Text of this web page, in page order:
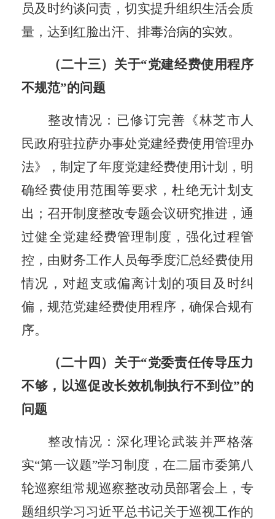
员及时约谈问责，切实提升组织生活会质
量，达到红脸出汗、排毒治病的实效。
（二十三）关于“党建经费使用程序
不规范”的问题
整改情况：已修订完善《林芝市人
民政府驻拉萨办事处党建经费使用管理办
法》，制定了年度党建经费使用计划，明
确经费使用范围等要求，杜绝无计划支
出；召开制度整改专题会议研究推进， 通
过健全党建经费管理制度，强化过程管
控，由财务工作人员每季度汇总经费使用
情况，对超支或偏离计划的项目及时纠
偏，规范党建经费使用程序，确保合规有
序。
（二十四）关于“党委责任传导压力
不够，以巡促改长效机制执行不到位”的
问题
整改情况：深化理论武装并严格落
实“第一议题”学习制度，在二届市委第八
轮巡察组常规巡察整改动员部署会上，专
题组织学习习近平总书记关于巡视工作的